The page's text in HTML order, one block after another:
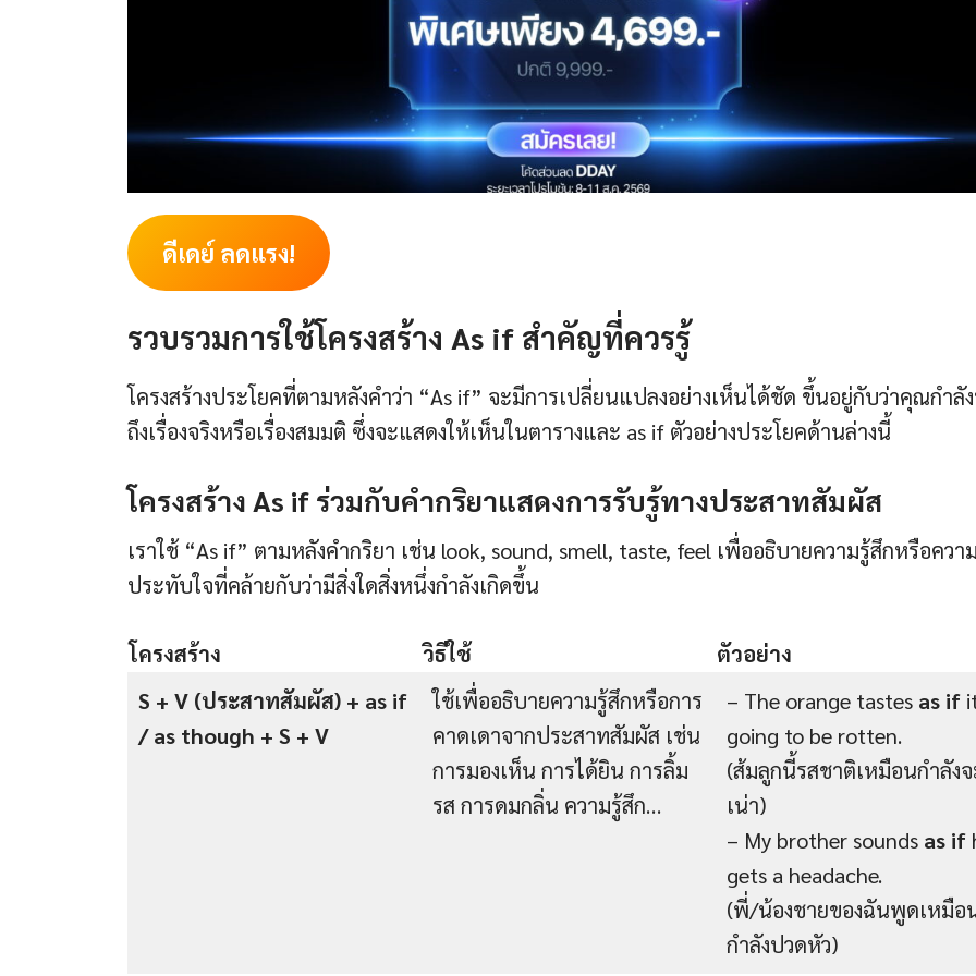
ดีเดย์ ลดแรง!
รวบรวมการใช้โครงสร้าง As if สำคัญที่ควรรู้
โครงสร้างประโยคที่ตามหลังคำว่า “As if” จะมีการเปลี่ยนแปลงอย่างเห็นได้ชัด ขึ้นอยู่กับว่าคุณกำลั
ถึงเรื่องจริงหรือเรื่องสมมติ ซึ่งจะแสดงให้เห็นในตารางและ as if ตัวอย่างประโยคด้านล่างนี้
โครงสร้าง As if ร่วมกับคำกริยาแสดงการรับรู้ทางประสาทสัมผัส
เราใช้ “As if” ตามหลังคำกริยา เช่น look, sound, smell, taste, feel เพื่ออธิบายความรู้สึกหรือควา
ประทับใจที่คล้ายกับว่ามีสิ่งใดสิ่งหนึ่งกำลังเกิดขึ้น
โครงสร้าง วิธีใช้
ตัวอย่าง
S + V (ประสาทสัมผัส) + as if
/ as though + S + V
ใช้เพื่ออธิบายความรู้สึกหรือการ
คาดเดาจากประสาทสัมผัส เช่น
การมองเห็น การได้ยิน การลิ้ม
รส การดมกลิ่น ความรู้สึก…
– The orange tastes as if
going to be rotten.
(ส้มลูกนี้รสชาติเหมือนกำลัง
เน่า)
– My brother sounds as if
gets a headache.
(พี่/น้องชายของฉันพูดเหมือ
กำลังปวดหัว)